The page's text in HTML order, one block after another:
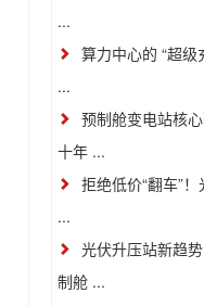
...
算力中心的 “超级
...
预制舱变电站核
十年 ...
拒绝低价“翻车”
...
光伏升压站新趋
制舱 ...